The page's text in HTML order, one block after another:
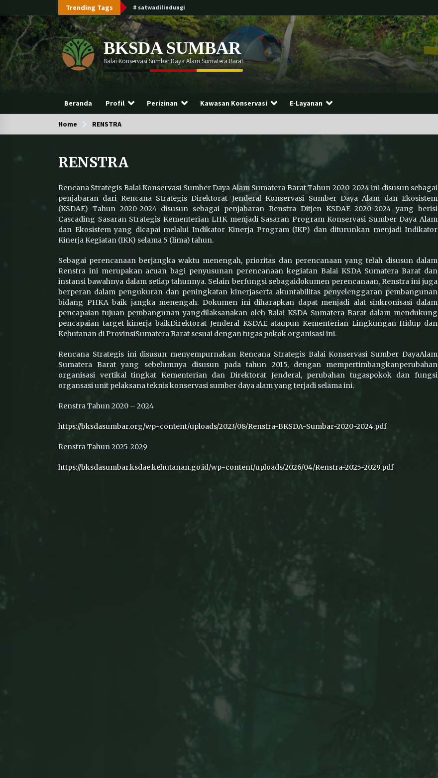
to
content
Trending Tags # satwadilindungi
BKSDA SUMBAR
Balai Konservasi Sumber Daya Alam Sumatera Barat
Beranda Profil Perizinan Kawasan Konservasi E-Layanan
Trending Now
Tim Gabungan BKSDA Sumbar dan
Polda Sumbar Gagalkan
Mentawai di Pelabuhan Bungus
Day 2026 berlangsung begitu
meriah!
Perkuat Sinergi, Balai KSDA
Sumatera Barat dan Dinas PUPR
Kepulauan Mentawai Sepakati RKT
Tahun Ke-5 Peningkatan Jalan
Strategis
Warga Dadok Tunggul Hitam
Padang Serahkan Anak Elang Tikus
“Sikok” yang Terjatuh ke BKSDA
Sumbar
Dilindungi Tapir di Pasaman Masuk
Meja Hijau
Beruang Madu yang Resahkan
Warga di Lubuk Sikaping
Lemas di Dekat Trafo, Satwa Lutung
di Pasar Usang Berhasil Dievakuasi
BKSDA Sumbar
Konflik Satwa di Sijunjung: Beruang
Madu Masuk Perkebunan, Petugas
Lakukan Penghalauan
Home RENSTRA
RENSTRA
Rencana Strategis Balai Konservasi Sumber Daya Alam Sumatera Barat Tahun 2020-2024 ini disusun sebagai
penjabaran dari Rencana Strategis Direktorat Jenderal Konservasi Sumber Daya Alam dan Ekosistem
(KSDAE) Tahun 2020-2024 disusun sebagai penjabaran Renstra Ditjen KSDAE 2020-2024 yang berisi
Cascading Sasaran Strategis Kementerian LHK menjadi Sasaran Program Konservasi Sumber Daya Alam
dan Ekosistem yang dicapai melalui Indikator Kinerja Program (IKP) dan diturunkan menjadi Indikator
Kinerja Kegiatan (IKK) selama 5 (lima) tahun.
Sebagai perencanaan berjangka waktu menengah, prioritas dan perencanaan yang telah disusun dalam
Renstra ini merupakan acuan bagi penyusunan perencanaan kegiatan Balai KSDA Sumatera Barat dan
instansi bawahnya dalam setiap tahunnya. Selain berfungsi sebagaidokumen perencanaan, Renstra ini juga
berperan dalam pengukuran dan peningkatan kinerjaserta akuntabilitas penyelenggaran pembangunan
bidang PHKA baik jangka menengah. Dokumen ini diharapkan dapat menjadi alat sinkronisasi dalam
pencapaian tujuan pembangunan yangdilaksanakan oleh Balai KSDA Sumatera Barat dalam mendukung
pencapaian target kinerja baikDirektorat Jenderal KSDAE ataupun Kementerian Lingkungan Hidup dan
Kehutanan di ProvinsiSumatera Barat sesuai dengan tugas pokok organisasi ini.
Rencana Strategis ini disusun menyempurnakan Rencana Strategis Balai Konservasi Sumber DayaAlam
Sumatera Barat yang sebelumnya disusun pada tahun 2015, dengan mempertimbangkanperubahan
organisasi vertikal tingkat Kementerian dan Direktorat Jenderal, perubahan tugaspokok dan fungsi
organsasi unit pelaksana teknis konservasi sumber daya alam yang terjadi selama ini.
Renstra Tahun 2020 – 2024
https://bksdasumbar.org/wp-content/uploads/2023/08/Renstra-BKSDA-Sumbar-2020-2024.pdf
Renstra Tahun 2025-2029
https://bksdasumbar.ksdae.kehutanan.go.id/wp-content/uploads/2026/04/Renstra-2025-2029.pdf